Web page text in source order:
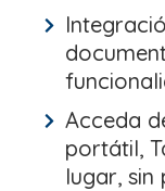
Acceda
portátil,
lugar,